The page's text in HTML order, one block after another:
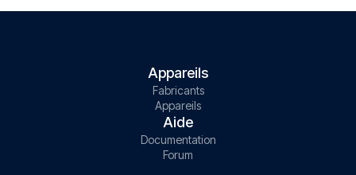
Appareils
Fabricants
Appareils
Aide
Documentation
Forum